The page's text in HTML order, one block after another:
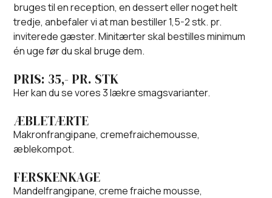
bruges til en reception, en dessert eller noget helt
tredje, anbefaler vi at man bestiller 1,5-2 stk. pr.
inviterede gæster. Minitærter skal bestilles minimum
én uge før du skal bruge dem.
PRIS: 35,- PR. STK
Her kan du se vores 3 lækre smagsvarianter.
ÆBLETÆRTE
Makronfrangipane, cremefraichemousse,
æblekompot.
FERSKENKAGE
Mandelfrangipane, creme fraiche mousse,